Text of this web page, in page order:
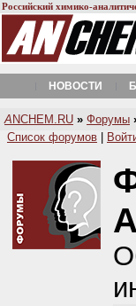
Российский химико-
НОВОСТИ
A NCHEM.RU » Форумы
Список форумов